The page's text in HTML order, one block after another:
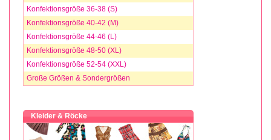
Konfektionsgröße 36-38 (S)
Konfektionsgröße 40-42 (M)
Konfektionsgröße 44-46 (L)
Konfektionsgröße 48-50 (XL)
Konfektionsgröße 52-54 (XXL)
Große Größen & Sondergrößen
Kleider & Röcke